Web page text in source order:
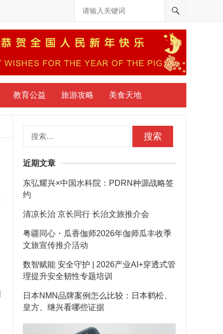
教育公益 旅游攻略 美食天地
近期文章
东弘耀兴×中国水科院：PDRN种源战略签
约
清凉长治 京长同行 长治文旅推介会
粤疆同心・瓜香伽师2026年伽师瓜丰收季
文旅宣传推介活动
数智赋能 安全守护 | 2026产业AI+穿透式管
理提升安全韧性专题培训
日本NMN品牌案例怎么比较：日本鹤松、
皇方、继兴看哪些证据